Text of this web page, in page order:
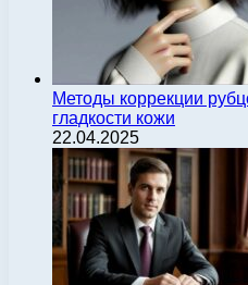
Методы коррекции
гладкости кожи
22.04.2025